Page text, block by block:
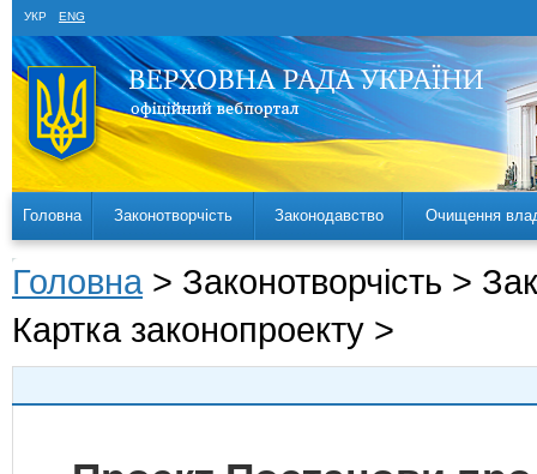
УКР ENG
Головна Законотворчість Законодавство Очищення
Головна > Законотворчість >
Картка законопроекту >